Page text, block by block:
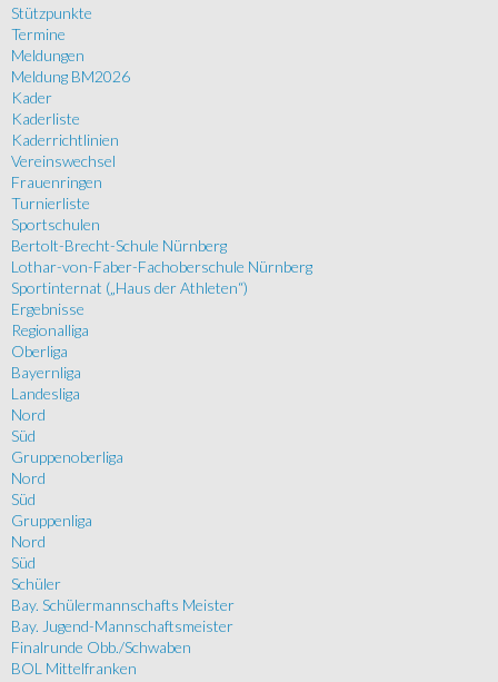
Stützpunkte
Termine
Meldungen
Meldung BM2026
Kader
Kaderliste
Kaderrichtlinien
Vereinswechsel
Frauenringen
Turnierliste
Sportschulen
Bertolt-Brecht-Schule Nürnberg
Lothar-von-Faber-Fachoberschule Nürnberg
Sportinternat („Haus der Athleten“)
Ergebnisse
Regionalliga
Oberliga
Bayernliga
Landesliga
Nord
Süd
Gruppenoberliga
Nord
Süd
Gruppenliga
Nord
Süd
Schüler
Bay. Schülermannschafts Meister
Bay. Jugend-Mannschaftsmeister
Finalrunde Obb./Schwaben
BOL Mittelfranken